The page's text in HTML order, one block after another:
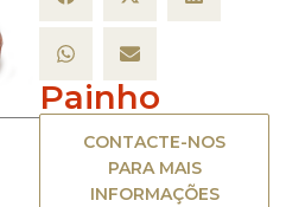
Painho
CONTACTE-NOS
PARA MAIS
INFORMAÇÕES